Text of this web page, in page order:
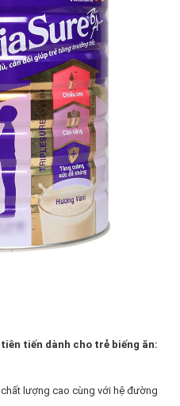
tiến dành cho trẻ biếng ăn:
lượng cao cùng với hệ đường